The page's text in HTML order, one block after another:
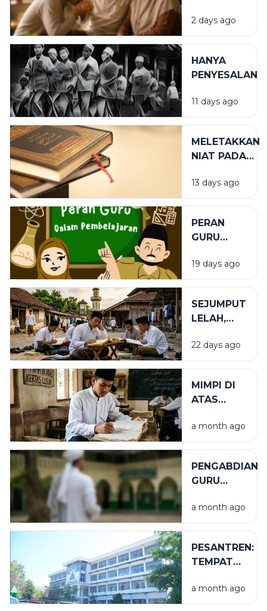
BIRRUL
WALIDAIN
2 days ago
HANYA
PENYESALAN
11 days ago
MELETAKKAN
NIAT PADA
YANG TEPAT
13 days ago
PERAN
GURU
PENDIDIKAN
19 days ago
SEJUMPUT
LELAH,
BARAKAH
22 days ago
MIMPI DI
ATAS
LUSUH
a month ago
PENGABDIAN
GURU
a month ago
PESANTREN:
TEMPAT
YANG TAK
TERLIHAT
a month ago